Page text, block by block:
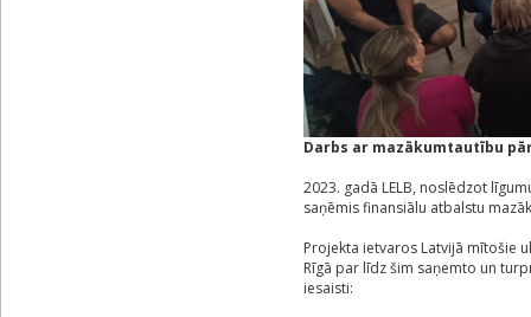
Darbs ar mazākumtautību
2023. gadā LELB, noslēdzot
saņēmis finansiālu atbalstu
Projekta ietvaros Latvijā mītošie
Rīgā par līdz šim saņemto un
iesaisti: